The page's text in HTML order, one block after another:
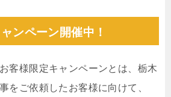
ンペーン開催中！
客様限定キャンペーンとは、栃木
をご依頼したお客様に向けて、